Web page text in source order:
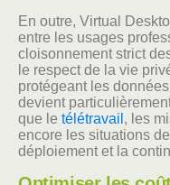
En outre, Virtual
entre les usages
cloisonnement strict
le respect de la vie
protégeant les
devient
que le télétravail , les
encore les situations
déploiement et la